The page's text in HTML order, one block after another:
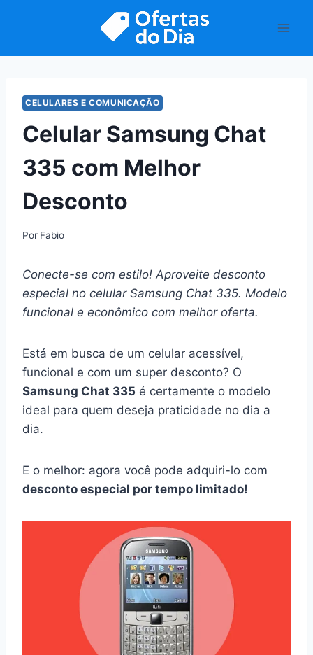
CELULARES E COMUNICAÇÃO
Celular Samsung Chat
335 com Melhor
Desconto
Por Fabio
Conecte-se com estilo! Aproveite desconto
especial no celular Samsung Chat 335. Modelo
funcional e econômico com melhor oferta.
Está em busca de um celular acessível,
funcional e com um super desconto? O
Samsung Chat 335 é certamente o modelo
ideal para quem deseja praticidade no dia a
dia.
E o melhor: agora você pode adquiri-lo com
desconto especial por tempo limitado!